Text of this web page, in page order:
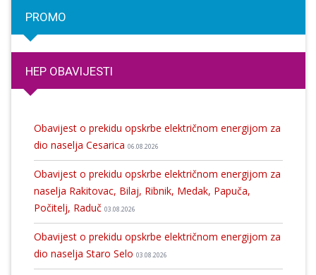
PROMO
HEP OBAVIJESTI
Obavijest o prekidu opskrbe električnom energijom za
dio naselja Cesarica 06.08.2026
Obavijest o prekidu opskrbe električnom energijom za
naselja Rakitovac, Bilaj, Ribnik, Medak, Papuča,
Počitelj, Raduč 03.08.2026
Obavijest o prekidu opskrbe električnom energijom za
dio naselja Staro Selo 03.08.2026